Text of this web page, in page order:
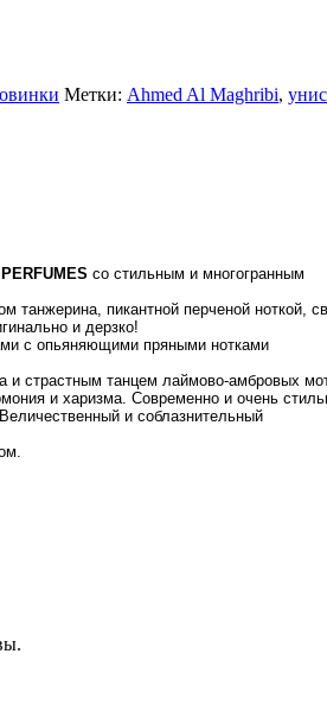
Метки: Ahmed Al Maghribi,
со стильным и многогранным
танжерина, пикантной перченой ноткой,
и дерзко!
с опьяняющими пряными нотками
и страстным танцем лаймово-амбровых
и харизма. Современно и очень
и соблазнительный